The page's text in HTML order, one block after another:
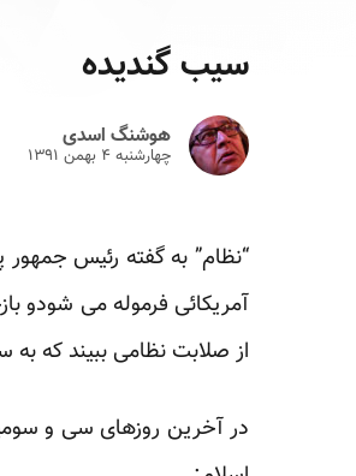
سیب گندیده
هوشنگ اسدی
چهارشنبه ۴ بهمن ۱۳۹۱
“نظام” به گفته رئیس
آمریکائی فرموله می شودو
از صلابت نظامی ببیند که
در آخرین روزهای سی و